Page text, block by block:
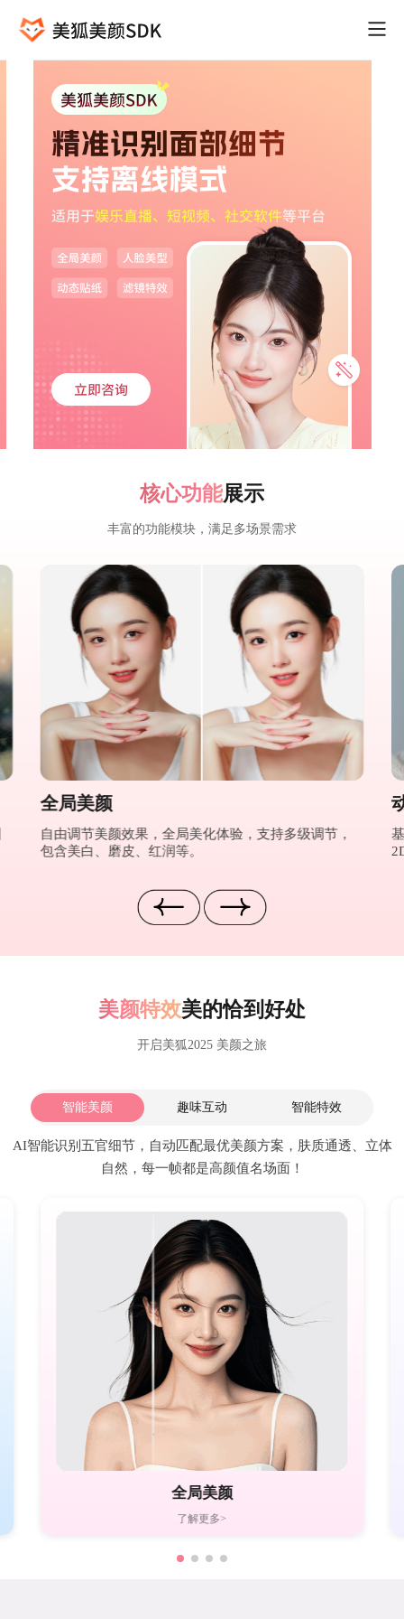
核心功能展示
丰富的功能模块，满足多场景需求
全局美颜
自由调节美颜效果，全局美化体验，支持多级调节，
包含美白、磨皮、红润等。
美颜特效美的恰到好处
开启美狐2025 美颜之旅
智能美颜 趣味互动 智能特效
AI智能识别五官细节，自动匹配最优美颜方案，肤质通透、立体
自然，每一帧都是高颜值名场面！
全局美颜
了解更多>